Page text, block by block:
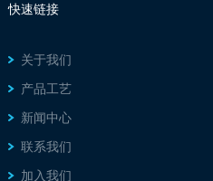
快速链接
关于我们
产品工艺
新闻中心
联系我们
加入我们